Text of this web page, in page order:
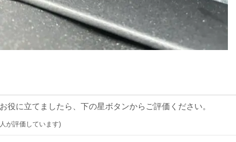
役に立てましたら、下の星ボタンからご評価ください。
が評価しています)